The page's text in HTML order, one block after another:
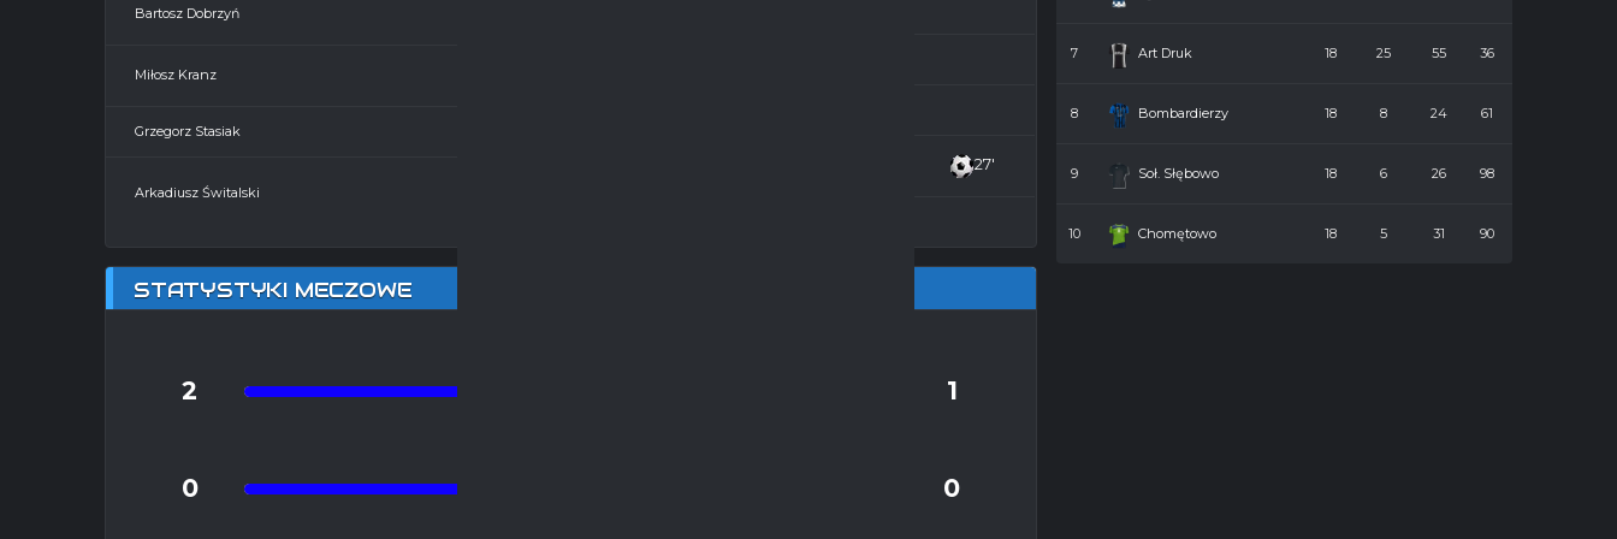
Bartosz Dobrzyń
Miłosz Kranz
Grzegorz Stasiak
Arkadiusz Świtalski
27'
STATYSTYKI MECZOWE
2 1
0 0
7 Art Druk 18 25 55 36
8 Bombardierzy 18 8 24 61
9 Soł. Słębowo 18 6 26 98
10 Chomętowo 18 5 31 90